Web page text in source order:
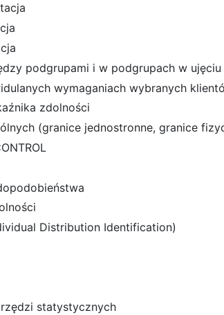
podgrupami i w podgrupach w ujęciu
wymaganiach wybranych
zdolności
(granice jednostronne, granice
Distribution Identification)
statystycznych